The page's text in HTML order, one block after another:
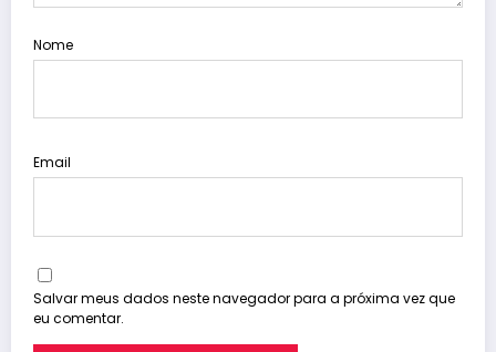
Nome
Email
Salvar meus dados neste navegador para a próxima vez que
eu comentar.